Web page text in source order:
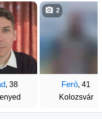
, 38
Feró, 41
Kolozsvár
2